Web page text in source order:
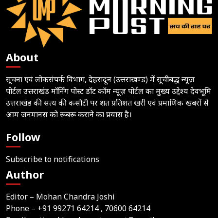
About
सूचना एवं लोकसंपर्क विभाग, देहरादून (उत्तराखण्ड) में सूचीबद्ध न्यूज़
पोर्टल उत्तराखंड मॉर्निंग पोस्ट डॉट कॉम न्यूज़ पोर्टल का मुख्य उद्देश्य देवभूमि
उत्तराखंड की सत्य की कसौटी पर शत प्रतिशत खरी एवं प्रमाणिक खबरों से
आम जनमानस को रूबरू कराने का प्रयास है।
Follow
Subscribe to notifications
Author
Editor – Mohan Chandra Joshi
Phone – +91 99271 64214 , 70600 64214